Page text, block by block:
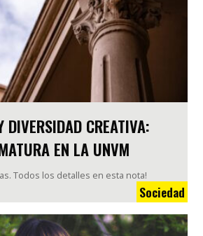
DIVERSIDAD CREATIVA:
EN LA UNVM
Todos los detalles en esta nota!
Sociedad